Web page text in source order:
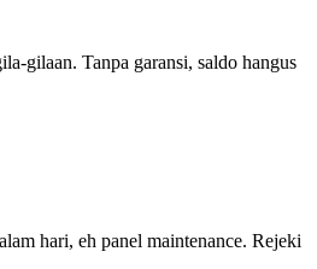
gilaan. Tanpa garansi, saldo hangus
hari, eh panel maintenance. Rejeki